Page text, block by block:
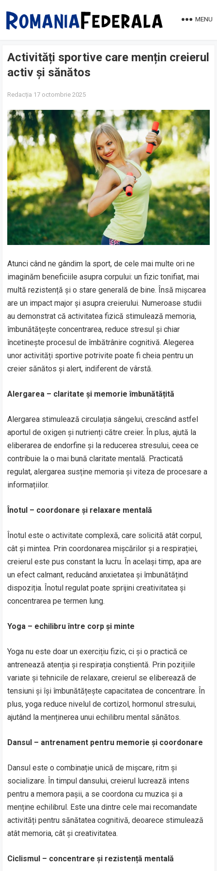
MENU
Activități sportive care mențin creierul
activ și sănătos
Redacția 17 octombrie 2025
Atunci când ne gândim la sport, de cele mai multe ori ne
imaginăm beneficiile asupra corpului: un fizic tonifiat, mai
multă rezistență și o stare generală de bine. Însă mișcarea
are un impact major și asupra creierului. Numeroase studii
au demonstrat că activitatea fizică stimulează memoria,
îmbunătățește concentrarea, reduce stresul și chiar
încetinește procesul de îmbătrânire cognitivă. Alegerea
unor activități sportive potrivite poate fi cheia pentru un
creier sănătos și alert, indiferent de vârstă.
Alergarea – claritate și memorie îmbunătățită
Alergarea stimulează circulația sângelui, crescând astfel
aportul de oxigen și nutrienți către creier. În plus, ajută la
eliberarea de endorfine și la reducerea stresului, ceea ce
contribuie la o mai bună claritate mentală. Practicată
regulat, alergarea susține memoria și viteza de procesare a
informațiilor.
Înotul – coordonare și relaxare mentală
Înotul este o activitate complexă, care solicită atât corpul,
cât și mintea. Prin coordonarea mișcărilor și a respirației,
creierul este pus constant la lucru. În același timp, apa are
un efect calmant, reducând anxietatea și îmbunătățind
dispoziția. Înotul regulat poate sprijini creativitatea și
concentrarea pe termen lung.
Yoga – echilibru între corp și minte
Yoga nu este doar un exercițiu fizic, ci și o practică ce
antrenează atenția și respirația conștientă. Prin pozițiile
variate și tehnicile de relaxare, creierul se eliberează de
tensiuni și își îmbunătățește capacitatea de concentrare. În
plus, yoga reduce nivelul de cortizol, hormonul stresului,
ajutând la menținerea unui echilibru mental sănătos.
Dansul – antrenament pentru memorie și coordonare
Dansul este o combinație unică de mișcare, ritm și
socializare. În timpul dansului, creierul lucrează intens
pentru a memora pașii, a se coordona cu muzica și a
menține echilibrul. Este una dintre cele mai recomandate
activități pentru sănătatea cognitivă, deoarece stimulează
atât memoria, cât și creativitatea.
Ciclismul – concentrare și rezistență mentală